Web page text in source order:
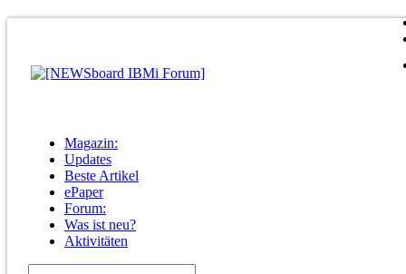
Magazin:
Updates
Beste Artikel
ePaper
Forum:
Was ist neu?
Aktivitäten